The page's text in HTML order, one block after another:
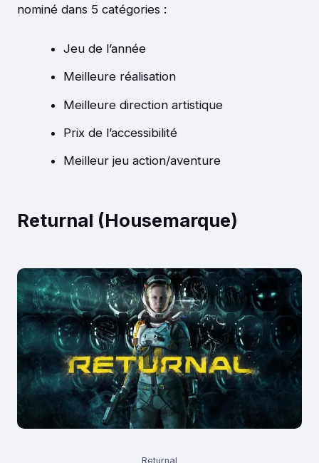
nominé dans 5 catégories :
Jeu de l’année
Meilleure réalisation
Meilleure direction artistique
Prix de l’accessibilité
Meilleur jeu action/aventure
Returnal (Housemarque)
Returnal